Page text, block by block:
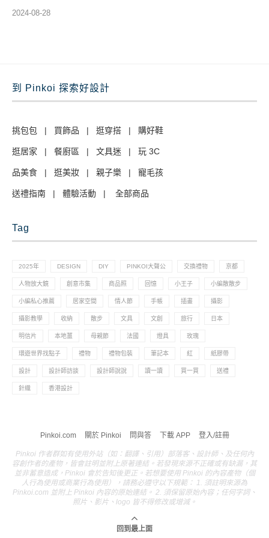
2024-08-28
到 Pinkoi 探索好設計
挑包包 | 買飾品 | 逛穿搭 | 購好鞋
逛居家 | 餐廚區 | 文具迷 | 玩 3C
品美食 | 逛美妝 | 親子樂 | 寵毛孩
送禮指南 | 體驗活動 | 全部商品
Tag
2025年 DESIGN DIY PINKOI大聲公 交換禮物 京都
人物放大鏡 創意市集 商品照 回憶 小王子 小編散散步
小編私心推薦 居家空間 情人節 手帳 插畫 攝影
攝影教學 收納 散步 文具 文創 旅行 日本
明信片 本地薑 母親節 法國 燈具 玫瑰
環遊世界找點子 禮物 禮物包裝 筆記本 紅 紙膠帶
設計 設計師訪談 設計師說說 讀一讀 買一買 送禮
針織 香港設計
Pinkoi.com 關於 Pinkoi 問與答 下載 APP 登入/註冊
Pinkoi 作者群如有使用外站（如：翻譯、引用）部落客、設計師、及任何內
容創作者的產物，皆會註明並附上原著連結。若發現來源不正確或有缺漏，其
並非蓄意造成，Pinkoi 會於告知後更正。若想要使用 Pinkoi 的內容產物（個
人行為使用或商業行為使用），請務必遵守以下規範： 1. 須註明來源為
Pinkoi.com 並附上 Pinkoi 內容的原始連結。 2. 須保留原始內容；任何字詞、
照片、影片、logo 皆不得修改或增減。
回到最上面